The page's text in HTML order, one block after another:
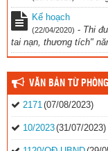
Kế hoạch
(22/04/2020) - Thi
tai nạn, thương tích"
VĂN BẢN TỪ
2171 (07/08/2023)
10/2023(31/07/2023)